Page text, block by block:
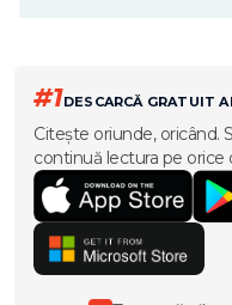
#1DESCARCĂ GRATUIT
Citește oriunde, oricând.
continuă lectura pe orice